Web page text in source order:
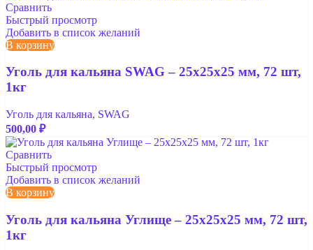
Сравнить
Быстрый просмотр
Добавить в список желаний
В корзину
Уголь для кальяна SWAG – 25x25x25 мм, 72 шт,
1кг
Уголь для кальяна, SWAG
500,00 ₽
Сравнить
Быстрый просмотр
Добавить в список желаний
В корзину
Уголь для кальяна Углище – 25x25x25 мм, 72 шт,
1кг